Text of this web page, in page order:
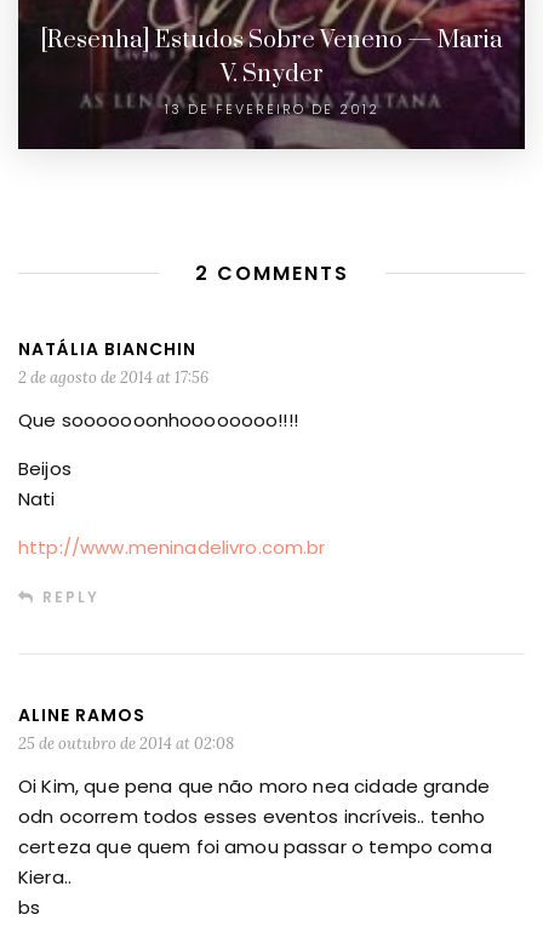
[Resenha] Estudos Sobre Veneno — Maria
V. Snyder
13 DE FEVEREIRO DE 2012
2 COMMENTS
NATÁLIA BIANCHIN
2 de agosto de 2014 at 17:56
Que sooooooonhoooooooo!!!!
Beijos
Nati
http://www.meninadelivro.com.br
REPLY
ALINE RAMOS
25 de outubro de 2014 at 02:08
Oi Kim, que pena que não moro nea cidade grande
odn ocorrem todos esses eventos incríveis.. tenho
certeza que quem foi amou passar o tempo coma
Kiera..
bs